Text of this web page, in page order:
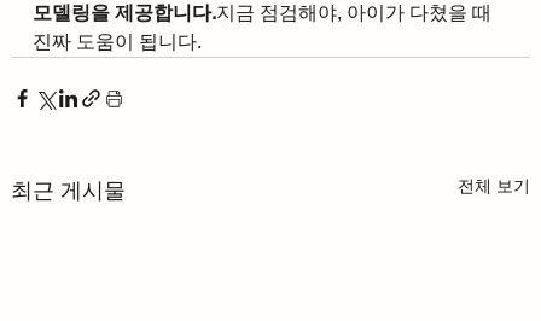
모델링을 제공합니다.지금 점검해야, 아이가 다쳤을 때
진짜 도움이 됩니다.
최근 게시물 전체 보기